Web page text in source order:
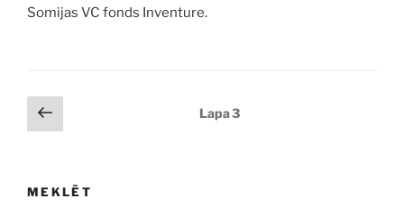
Somijas VC fonds Inventure.
Ziņu
numerācija
lappusēm
Iepriekšējā
lapa
Lapa3
MEKLĒT